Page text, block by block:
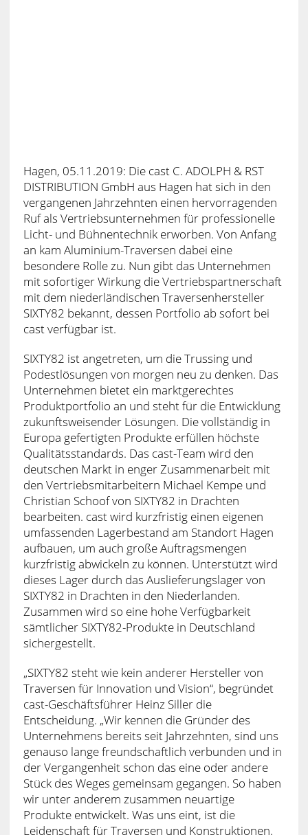
Hagen, 05.11.2019: Die cast C. ADOLPH & RST
DISTRIBUTION GmbH aus Hagen hat sich in den
vergangenen Jahrzehnten einen hervorragenden
Ruf als Vertriebsunternehmen für professionelle
Licht- und Bühnentechnik erworben. Von Anfang
an kam Aluminium-Traversen dabei eine
besondere Rolle zu. Nun gibt das Unternehmen
mit sofortiger Wirkung die Vertriebspartnerschaft
mit dem niederländischen Traversenhersteller
SIXTY82 bekannt, dessen Portfolio ab sofort bei
cast verfügbar ist.
SIXTY82 ist angetreten, um die Trussing und
Podestlösungen von morgen neu zu denken. Das
Unternehmen bietet ein marktgerechtes
Produktportfolio an und steht für die Entwicklung
zukunftsweisender Lösungen. Die vollständig in
Europa gefertigten Produkte erfüllen höchste
Qualitätsstandards. Das cast-Team wird den
deutschen Markt in enger Zusammenarbeit mit
den Vertriebsmitarbeitern Michael Kempe und
Christian Schoof von SIXTY82 in Drachten
bearbeiten. cast wird kurzfristig einen eigenen
umfassenden Lagerbestand am Standort Hagen
aufbauen, um auch große Auftragsmengen
kurzfristig abwickeln zu können. Unterstützt wird
dieses Lager durch das Auslieferungslager von
SIXTY82 in Drachten in den Niederlanden.
Zusammen wird so eine hohe Verfügbarkeit
sämtlicher SIXTY82-Produkte in Deutschland
sichergestellt.
„SIXTY82 steht wie kein anderer Hersteller von
Traversen für Innovation und Vision“, begründet
cast-Geschäftsführer Heinz Siller die
Entscheidung. „Wir kennen die Gründer des
Unternehmens bereits seit Jahrzehnten, sind uns
genauso lange freundschaftlich verbunden und in
der Vergangenheit schon das eine oder andere
Stück des Weges gemeinsam gegangen. So haben
wir unter anderem zusammen neuartige
Produkte entwickelt. Was uns eint, ist die
Leidenschaft für Traversen und Konstruktionen.